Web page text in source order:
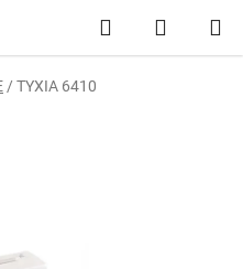
Hledat
KOŠÍK
/ TYXIA 6410